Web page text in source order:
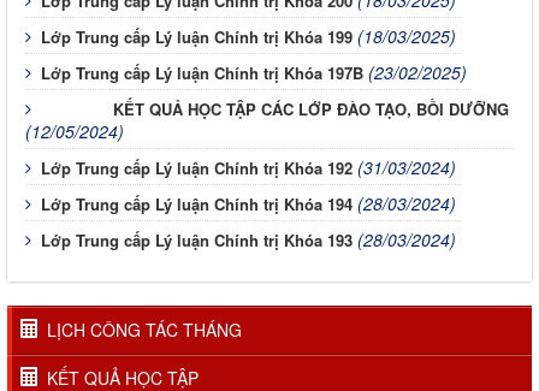
Lớp Trung cấp Lý luận Chính trị Khóa 199 (18/03/2025)
Lớp Trung cấp Lý luận Chính trị Khóa 197B (23/02/2025)
KẾT QUẢ HỌC TẬP CÁC LỚP ĐÀO TẠO, BỒI DƯỠNG
(12/05/2024)
Lớp Trung cấp Lý luận Chính trị Khóa 192 (31/03/2024)
Lớp Trung cấp Lý luận Chính trị Khóa 194 (28/03/2024)
Lớp Trung cấp Lý luận Chính trị Khóa 193 (28/03/2024)
LỊCH CÔNG TÁC THÁNG
KẾT QUẢ HỌC TẬP